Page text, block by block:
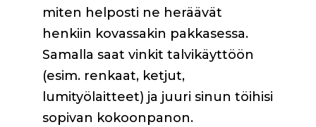
miten helposti ne heräävät
henkiin kovassakin pakkasessa.
Samalla saat vinkit talvikäyttöön
(esim. renkaat, ketjut,
lumityölaitteet) ja juuri sinun töihisi
sopivan kokoonpanon.